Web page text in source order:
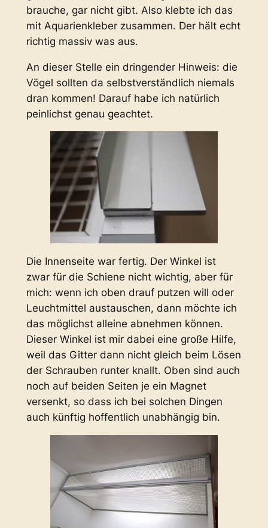
brauche, gar nicht gibt. Also klebte ich das
mit Aquarienkleber zusammen. Der hält echt
richtig massiv was aus.
An dieser Stelle ein dringender Hinweis: die
Vögel sollten da selbstverständlich niemals
dran kommen! Darauf habe ich natürlich
peinlichst genau geachtet.
Die Innenseite war fertig. Der Winkel ist
zwar für die Schiene nicht wichtig, aber für
mich: wenn ich oben drauf putzen will oder
Leuchtmittel austauschen, dann möchte ich
das möglichst alleine abnehmen können.
Dieser Winkel ist mir dabei eine große Hilfe,
weil das Gitter dann nicht gleich beim Lösen
der Schrauben runter knallt. Oben sind auch
noch auf beiden Seiten je ein Magnet
versenkt, so dass ich bei solchen Dingen
auch künftig hoffentlich unabhängig bin.